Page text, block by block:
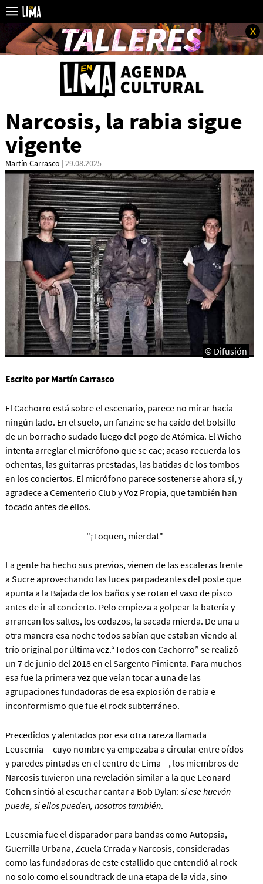
x
Narcosis, la rabia sigue
vigente
Martín Carrasco | 29.08.2025
© Difusión
Escrito por Martín Carrasco
El Cachorro está sobre el escenario, parece no mirar hacia
ningún lado. En el suelo, un fanzine se ha caído del bolsillo
de un borracho sudado luego del pogo de Atómica. El Wicho
intenta arreglar el micrófono que se cae; acaso recuerda los
ochentas, las guitarras prestadas, las batidas de los tombos
en los conciertos. El micrófono parece sostenerse ahora sí, y
agradece a Cementerio Club y Voz Propia, que también han
tocado antes de ellos.
"¡Toquen, mierda!"
La gente ha hecho sus previos, vienen de las escaleras frente
a Sucre aprovechando las luces parpadeantes del poste que
apunta a la Bajada de los baños y se rotan el vaso de pisco
antes de ir al concierto. Pelo empieza a golpear la batería y
arrancan los saltos, los codazos, la sacada mierda. De una u
otra manera esa noche todos sabían que estaban viendo al
trío original por última vez.“Todos con Cachorro” se realizó
un 7 de junio del 2018 en el Sargento Pimienta. Para muchos
esa fue la primera vez que veían tocar a una de las
agrupaciones fundadoras de esa explosión de rabia e
inconformismo que fue el rock subterráneo.
Precedidos y alentados por esa otra rareza llamada
Leusemia —cuyo nombre ya empezaba a circular entre oídos
y paredes pintadas en el centro de Lima—, los miembros de
Narcosis tuvieron una revelación similar a la que Leonard
Cohen sintió al escuchar cantar a Bob Dylan: si ese huevón
puede, si ellos pueden, nosotros también.
Leusemia fue el disparador para bandas como Autopsia,
Guerrilla Urbana, Zcuela Crrada y Narcosis, consideradas
como las fundadoras de este estallido que entendió al rock
no solo como el soundtrack de una etapa de la vida, sino